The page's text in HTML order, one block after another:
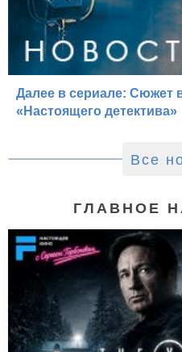
Далее в сериале: Сюжет
«Настоящего детектива»
Все
ГЛАВНОЕ